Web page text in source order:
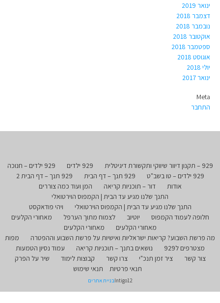
ינואר 2019
דצמבר 2018
נובמבר 2018
אוקטובר 2018
ספטמבר 2018
אוגוסט 2018
יולי 2018
ינואר 2017
Meta
התחבר
929 – תקנון דיוור שיווקי ותקשורת דיגיטלית 929 ילדים
929 ילדים – חנוכה
929 ילדים – טו בשב"ט
929 תנך – דף הבית
929 תנך – דף הבית 2
אודות
דור – תוכניות קריאה
המן ועוד כמה צוררים
התנך שלנו מגיע עד הבית | הקמפוס הוירטואלי
התנך שלנו מגיע עד הבית | הקמפוס הוירטואלי
ויהי פודאקסט
חלופה לעמוד הקמפוס
יוטיוב לצמוח מתוך הערפל
מאחורי הקלעים
מאחורי הקלעים
מאחורי הקלעים
מה פרשת השבוע? קריאות ישראליות ואישיות על פרשת השבוע וההפטרה
מפות
מצטרפים ל929
נושאים בתנך – תוכניות קריאה
עמוד נסיון הטמעות
צור קשר
ציר זמן תנכ"י צרו קשר קבוצות לימוד
שיר על הפרק
תנאי פרטיות
תנאי שימוש
Intigo12בניית אתרים